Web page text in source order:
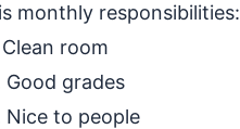
monthly responsibilities:
Clean room
Good grades
Nice to people